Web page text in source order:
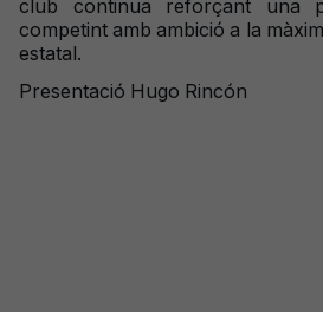
club continua reforçant una
competint amb ambició a la
estatal.
Presentació Hugo Rincón